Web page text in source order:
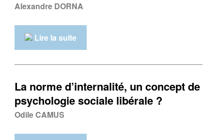
Alexandre DORNA
Lire la suite
La norme d’internalité, un concept de
psychologie sociale libérale ?
Odile CAMUS